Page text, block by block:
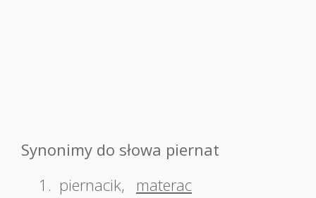
Synonimy do słowa piernat
1. piernacik, materac